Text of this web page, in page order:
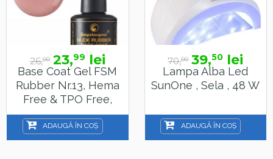
26,00 23,99 lei
Base Coat Gel FSM
Rubber Nr.13, Hema
Free & TPO Free,
15ml
ADAUGĂ ÎN COȘ
70,00 39,50 lei
Lampa Alba Led
SunOne , Sela , 48 W
ADAUGĂ ÎN COȘ